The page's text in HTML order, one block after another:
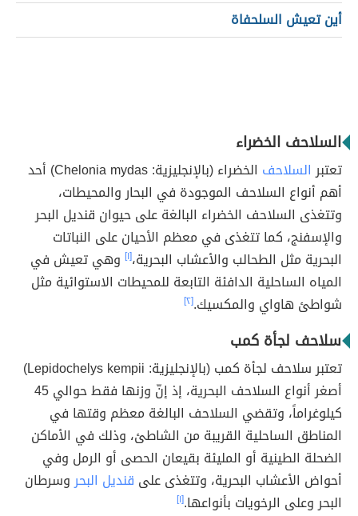
أين تعيش السلحفاة
السلاحف الخضراء
تعتبرالسلاحف
الخضراء (بالإنجليزية: Chelonia mydas) أحد
أهم أنواع السلاحف الموجودة في البحار والمحيطات،
وتتغذى السلاحف الخضراء البالغة على حيوان قنديل البحر
والإسفنج، كما تتغذى في معظم الأحيان على النباتات
البحرية مثل الطحالب والأعشاب البحرية،[١] وهي تعيش في
المياه الساحلية الدافئة التابعة للمحيطات الاستوائية مثل
شواطئ هاواي والمكسيك.[٢]
سلاحف لجأة كمب
تعتبر سلاحف لجأة كمب (بالإنجليزية: Lepidochelys kempii)
أصغر أنواع السلاحف البحرية، إذ إنّ وزنها فقط حوالي 45
كيلوغراماً، وتقضي السلاحف البالغة معظم وقتها في
المناطق الساحلية القريبة من الشاطئ، وذلك في الأماكن
الضحلة الطينية أو المليئة بقيعان الحصى أو الرمل وفي
أحواض الأعشاب البحرية، وتتغذى على قنديل البحروسرطان
البحر وعلى الرخويات بأنواعها.[١]